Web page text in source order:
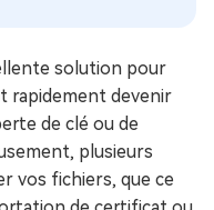
solution pour
rapidement devenir
de clé ou de
plusieurs
vos fichiers, que ce